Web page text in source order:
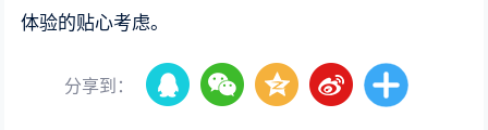
体验的贴心考虑。
分享到：